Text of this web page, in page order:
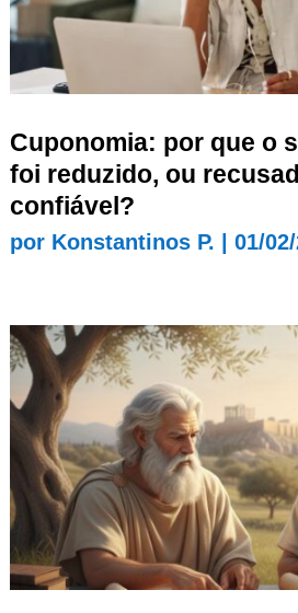
Cuponomia: por que o
foi reduzido, ou
confiável?
por Konstantinos P. 01/